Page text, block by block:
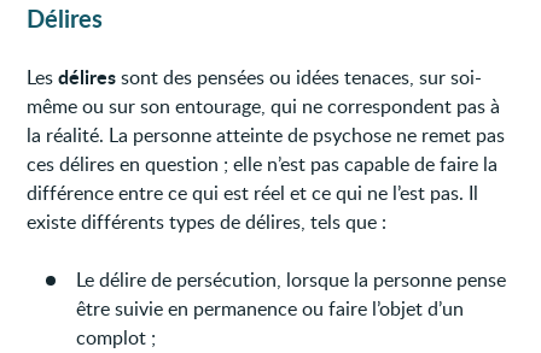
Délires
Lesdéliressont des pensées ou idées tenaces, sur soi-
même ou sur son entourage, qui ne correspondent pas à
la réalité. La personne atteinte de psychose ne remet pas
ces délires en question ; elle n’est pas capable de faire la
différence entre ce qui est réel et ce qui ne l’est pas. Il
existe différents types de délires, tels que :
Le délire de persécution, lorsque la personne pense
être suivie en permanence ou faire l’objet d’un
complot ;